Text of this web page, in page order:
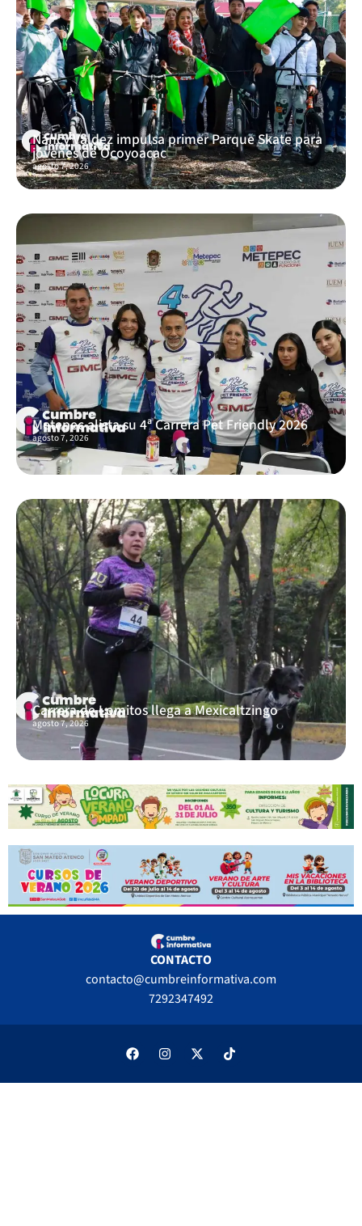
Nancy Valdez impulsa primer Parque Skate para
jóvenes de Ocoyoacac
agosto 7, 2026
Metepec alista su 4ª Carrera Pet Friendly 2026
agosto 7, 2026
Carrera de Lomitos llega a Mexicaltzingo
agosto 7, 2026
CONTACTO
contacto@cumbreinformativa.com
7292347492